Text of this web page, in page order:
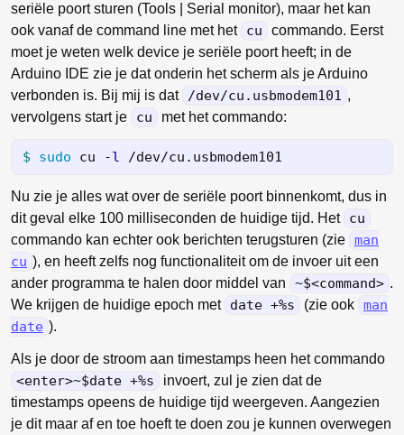
seriële poort sturen (Tools | Serial monitor), maar het kan
ook vanaf de command line met het cu
commando. Eerst
moet je weten welk device je seriële poort heeft; in de
Arduino IDE zie je dat onderin het scherm als je Arduino
verbonden is. Bij mij is dat /dev/cu.usbmodem101 ,
vervolgens start je
cu met het commando:
$ sudo cu -l
Nu zie je alles wat over de seriële poort binnenkomt, dus in
dit geval elke 100 milliseconden de huidige tijd. Het cu
commando kan echter ook berichten terugsturen (zie man
cu ), en heeft zelfs nog functionaliteit om de invoer uit een
ander programma te halen door middel van
~$<command> .
We krijgen de huidige epoch met date +%s (zie ook man
date ).
Als je door de stroom aan timestamps heen het commando
<enter>~$date +%s
invoert, zul je zien dat de
timestamps opeens de huidige tijd weergeven. Aangezien
je dit maar af en toe hoeft te doen zou je kunnen overwegen